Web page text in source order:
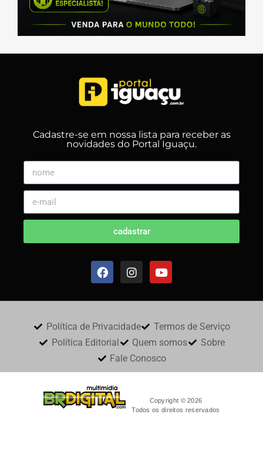
Cadastre-se em nossa lista para receber as
novidades do Portal Iguaçu.
cadastrar
Política de Privacidade
Termos de Serviço
Política Editorial
Quem somos
Sobre
Fale Conosco
Copyright © 2026
Todos os direitos reservados